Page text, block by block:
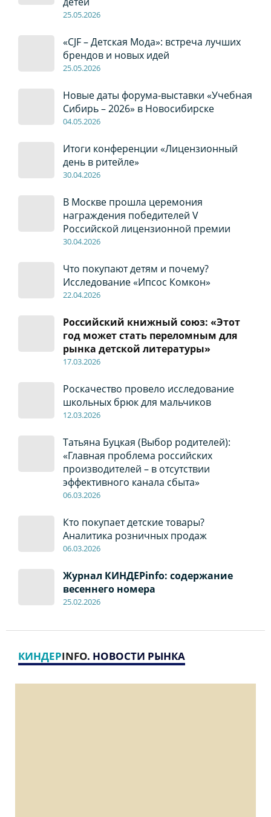
25.05.2026
«CJF – Детская Мода»: встреча лучших
брендов и новых идей
25.05.2026
Новые даты форума-выставки «Учебная
Сибирь – 2026» в Новосибирске
04.05.2026
Итоги конференции «Лицензионный
день в ритейле»
30.04.2026
В Москве прошла церемония
награждения победителей V
Российской лицензионной премии
30.04.2026
Что покупают детям и почему?
Исследование «Ипсос Комкон»
22.04.2026
Российский книжный союз: «Этот
год может стать переломным для
рынка детской литературы»
17.03.2026
Роскачество провело исследование
школьных брюк для мальчиков
12.03.2026
Татьяна Буцкая (Выбор родителей):
«Главная проблема российских
производителей – в отсутствии
эффективного канала сбыта»
06.03.2026
Кто покупает детские товары?
Аналитика розничных продаж
06.03.2026
Журнал КИНДЕРinfo: содержание
весеннего номера
25.02.2026
КИНДЕРINFO. НОВОСТИ РЫНКА